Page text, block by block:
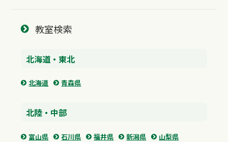
教室検索
北海道・東北
北海道 青森県
北陸・中部
富山県 石川県 福井県 新潟県
山梨県